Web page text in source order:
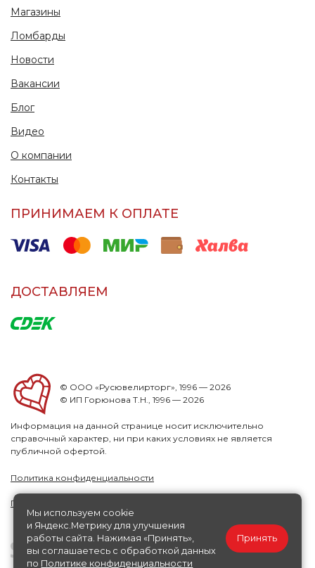
Магазины
Ломбарды
Новости
Вакансии
Блог
Видео
О компании
Контакты
ПРИНИМАЕМ К ОПЛАТЕ
ДОСТАВЛЯЕМ
© ООО «Русювелирторг», 1996 — 2026
© ИП Горюнова Т.Н., 1996 — 2026
Информация на данной странице носит исключительно
справочный характер, ни при каких условиях не является
публичной офертой.
Политика конфиденциальности
Публичная офера
Мы используем cookie
и Яндекс.Метрику для улучшения
работы сайта. Нажимая «Принять»,
вы соглашаетесь с обработкой данных
по Политике конфиденциальности
Принять